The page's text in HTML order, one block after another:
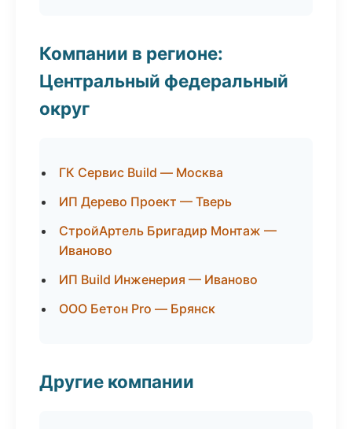
Компании в регионе:
Центральный федеральный
округ
ГК Сервис Build — Москва
ИП Дерево Проект — Тверь
СтройАртель Бригадир Монтаж —
Иваново
ИП Build Инженерия — Иваново
ООО Бетон Pro — Брянск
Другие компании